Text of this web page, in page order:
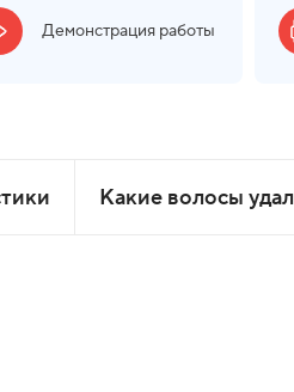
Демонстрация работы
Какие волосы